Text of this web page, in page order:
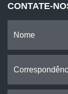
CONTATE-